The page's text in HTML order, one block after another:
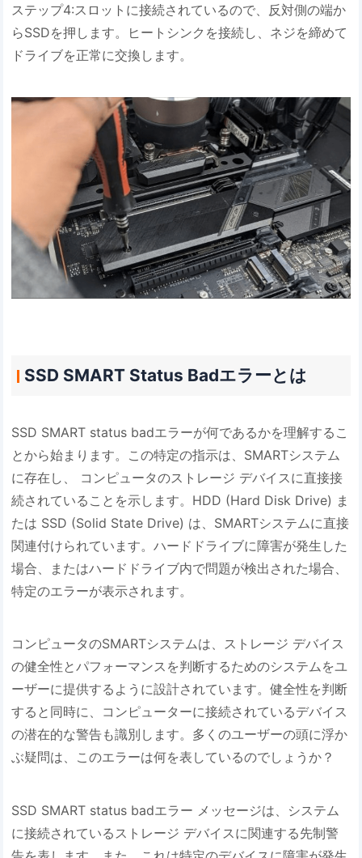
ステップ4:スロットに接続されているので、反対側の端か
らSSDを押します。ヒートシンクを接続し、ネジを締めて
ドライブを正常に交換します。
SSD SMART Status Badエラーとは
SSD SMART status badエラーが何であるかを理解するこ
とから始まります。この特定の指示は、SMARTシステム
に存在し、 コンピュータのストレージ デバイスに直接接
続されていることを示します。HDD (Hard Disk Drive) ま
たは SSD (Solid State Drive) は、SMARTシステムに直接
関連付けられています。ハードドライブに障害が発生した
場合、またはハードドライブ内で問題が検出された場合、
特定のエラーが表示されます。
コンピュータのSMARTシステムは、ストレージ デバイス
の健全性とパフォーマンスを判断するためのシステムをユ
ーザーに提供するように設計されています。健全性を判断
すると同時に、コンピューターに接続されているデバイス
の潜在的な警告も識別します。多くのユーザーの頭に浮か
ぶ疑問は、このエラーは何を表しているのでしょうか？
SSD SMART status badエラー メッセージは、システム
に接続されているストレージ デバイスに関連する先制警